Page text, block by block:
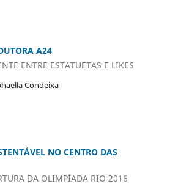
A24
ENTRE ESTATUETAS E LIKES
Condeixa
NO CENTRO DAS
DA OLIMPÍADA RIO 2016